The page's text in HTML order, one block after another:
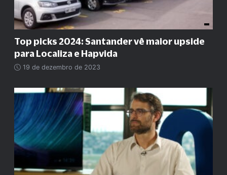
Top picks 2024: Santander vê maior upside
para Localiza e Hapvida
19 de dezembro de 2023